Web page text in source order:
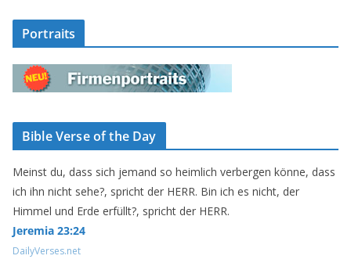
Portraits
Bible Verse of the Day
Meinst du, dass sich jemand so heimlich verbergen könne, dass
ich ihn nicht sehe?, spricht der HERR. Bin ich es nicht, der
Himmel und Erde erfüllt?, spricht der HERR.
Jeremia 23:24
DailyVerses.net